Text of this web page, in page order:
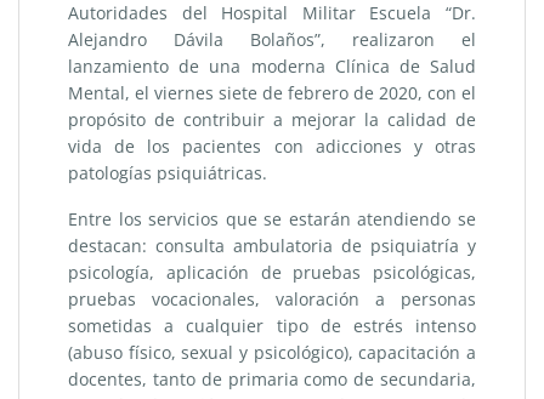
Autoridades del Hospital Militar Escuela “Dr.
Alejandro Dávila Bolaños”, realizaron el
lanzamiento de una moderna Clínica de Salud
Mental, el viernes siete de febrero de 2020, con el
propósito de contribuir a mejorar la calidad de
vida de los pacientes con adicciones y otras
patologías psiquiátricas.
Entre los servicios que se estarán atendiendo se
destacan: consulta ambulatoria de psiquiatría y
psicología, aplicación de pruebas psicológicas,
pruebas vocacionales, valoración a personas
sometidas a cualquier tipo de estrés intenso
(abuso físico, sexual y psicológico), capacitación a
docentes, tanto de primaria como de secundaria,